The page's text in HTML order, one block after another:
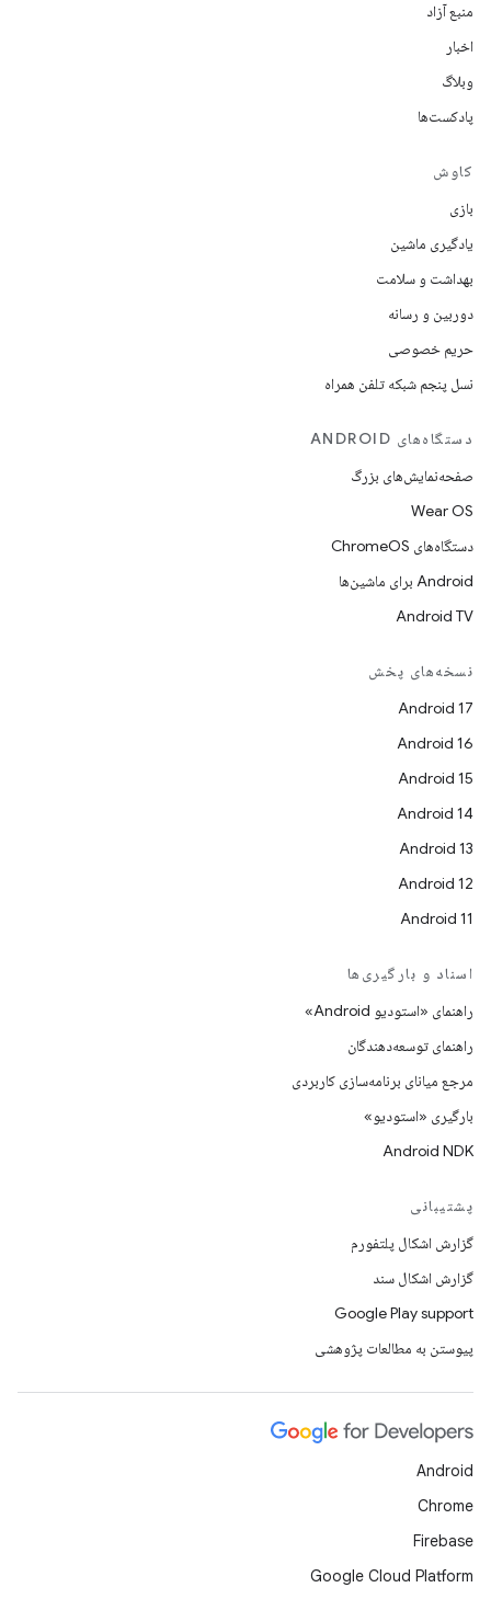
منبع آزاد
اخبار
وبلاگ
پادکست‌ها
کاوش
بازی
یادگیری ماشین
بهداشت و سلامت
دوربین و رسانه
حریم خصوصی
نسل پنجم شبکه تلفن همراه
دستگاه‌های ANDROID
صفحه‌نمایش‌های بزرگ
Wear OS
دستگاه‌های ChromeOS
Android برای ماشین‌ها
Android TV
نسخه‌های پخش
Android 17
Android 16
Android 15
Android 14
Android 13
Android 12
Android 11
اسناد و بارگیری‌ها
راهنمای «استودیو Android»
راهنمای توسعه‌دهندگان
مرجع میانای برنامه‌سازی کاربردی
بارگیری «استودیو»
Android NDK
پشتیبانی
گزارش اشکال پلتفورم
گزارش اشکال سند
Google Play support
پیوستن به مطالعات پژوهشی
Android
Chrome
Firebase
Google Cloud Platform